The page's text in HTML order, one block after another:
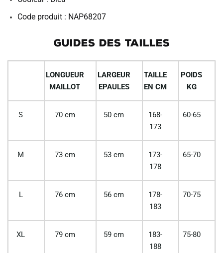
Code produit : NAP68207
GUIDES DES TAILLES
LONGUEUR
MAILLOT
LARGEUR
EPAULES
TAILLE
EN CM
POIDS
KG
S 70 cm 50 cm
168-
173
60-65
M 73 cm 53 cm
173-
178
65-70
L 76 cm 56 cm
178-
183
70-75
XL 79 cm 59 cm
183-
188
75-80